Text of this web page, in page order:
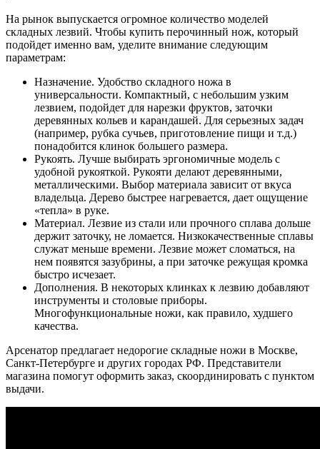
На рынок выпускается огромное количество моделей
складных лезвий. Чтобы купить перочинный нож, который
подойдет именно вам, уделите внимание следующим
параметрам:
Назначение. Удобство складного ножа в
универсальности. Компактный, с небольшим узким
лезвием, подойдет для нарезки фруктов, заточки
деревянных кольев и карандашей. Для серьезных задач
(например, рубка сучьев, приготовление пищи и т.д.)
понадобится клинок большего размера.
Рукоять. Лучше выбирать эргономичные модель с
удобной рукояткой. Рукояти делают деревянными,
металлическими. Выбор материала зависит от вкуса
владельца. Дерево быстрее нагревается, дает ощущение
«тепла» в руке.
Материал. Лезвие из стали или прочного сплава дольше
держит заточку, не ломается. Низкокачественные сплавы
служат меньше времени. Лезвие может сломаться, на
нем появятся зазубрины, а при заточке режущая кромка
быстро исчезает.
Дополнения. В некоторых клинках к лезвию добавляют
инструменты и столовые приборы.
Многофункциональные ножи, как правило, худшего
качества.
Арсенатор предлагает недорогие складные ножи в Москве,
Санкт-Петербурге и других городах РФ. Представители
магазина помогут оформить заказ, скоординировать с пунктом
выдачи.